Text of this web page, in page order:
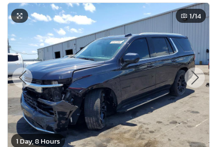
1 Day, 8 Hours
1/14